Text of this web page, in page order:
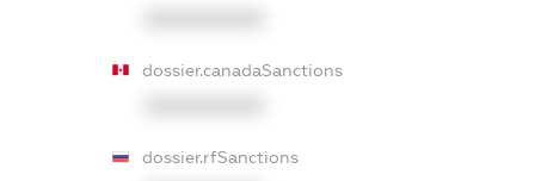
dossier.canadaSanctions
dossier.rfSanctions